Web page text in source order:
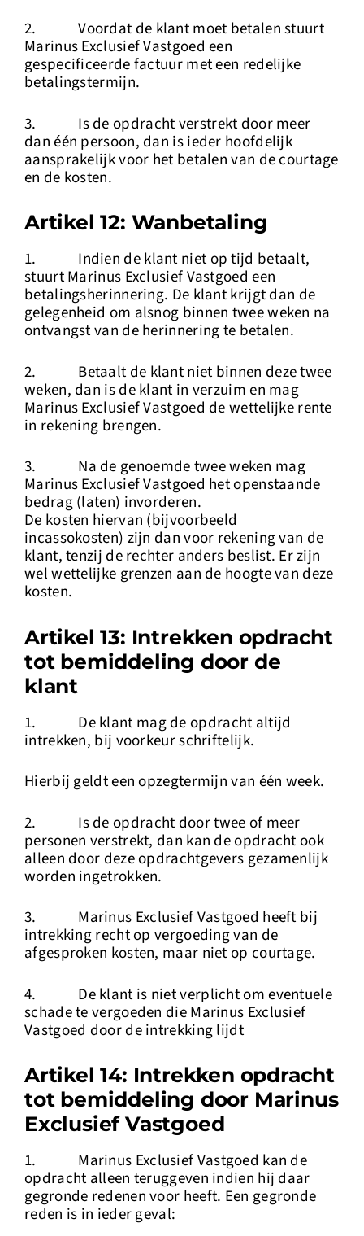
2. Voordat de klant moet betalen stuurt
Marinus Exclusief Vastgoed een
gespecificeerde factuur met een redelijke
betalingstermijn.
3. Is de opdracht verstrekt door meer
dan één persoon, dan is ieder hoofdelijk
aansprakelijk voor het betalen van de courtage
en de kosten.
Artikel 12: Wanbetaling
1. Indien de klant niet op tijd betaalt,
stuurt Marinus Exclusief Vastgoed een
betalingsherinnering. De klant krijgt dan de
gelegenheid om alsnog binnen twee weken na
ontvangst van de herinnering te betalen.
2. Betaalt de klant niet binnen deze twee
weken, dan is de klant in verzuim en mag
Marinus Exclusief Vastgoed de wettelijke rente
in rekening brengen.
3. Na de genoemde twee weken mag
Marinus Exclusief Vastgoed het openstaande
bedrag (laten) invorderen.
De kosten hiervan (bijvoorbeeld
incassokosten) zijn dan voor rekening van de
klant, tenzij de rechter anders beslist. Er zijn
wel wettelijke grenzen aan de hoogte van deze
kosten.
Artikel 13: Intrekken opdracht
tot bemiddeling door de
klant
1. De klant mag de opdracht altijd
intrekken, bij voorkeur schriftelijk.
Hierbij geldt een opzegtermijn van één week.
2. Is de opdracht door twee of meer
personen verstrekt, dan kan de opdracht ook
alleen door deze opdrachtgevers gezamenlijk
worden ingetrokken.
3. Marinus Exclusief Vastgoed heeft bij
intrekking recht op vergoeding van de
afgesproken kosten, maar niet op courtage.
4. De klant is niet verplicht om eventuele
schade te vergoeden die Marinus Exclusief
Vastgoed door de intrekking lijdt
Artikel 14: Intrekken opdracht
tot bemiddeling door Marinus
Exclusief Vastgoed
1. Marinus Exclusief Vastgoed kan de
opdracht alleen teruggeven indien hij daar
gegronde redenen voor heeft. Een gegronde
reden is in ieder geval: